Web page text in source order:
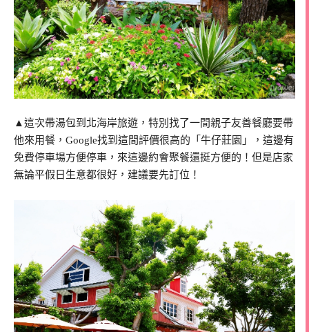
▲這次帶湯包到北海岸旅遊，特別找了一間親子友善餐廳要帶
他來用餐，Google找到這間評價很高的「牛仔莊園」，這邊有
免費停車場方便停車，來這邊約會聚餐還挺方便的！但是店家
無論平假日生意都很好，建議要先訂位！